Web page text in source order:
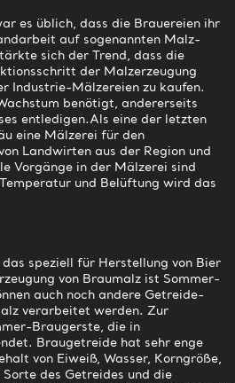
es üblich, dass die Brauereien ihr
auf sogenannten Malz-
sich der Trend, dass die
der Malzerzeugung
Industrie-Mälzereien zu kaufen.
benötigt, andererseits
entledigen.Als eine der letzten
eine Mälzerei für den
Landwirten aus der Region und
Vorgänge in der Mälzerei sind
und Belüftung wird das
speziell für Herstellung von Bier
von Braumalz ist Sommer-
auch noch andere Getreide-
verarbeitet werden. Zur
Braugerste, die in
Braugetreide hat sehr enge
von Eiweiß, Wasser, Korngröße,
des Getreides und die